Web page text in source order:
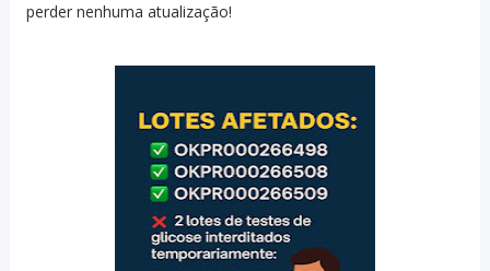
perder nenhuma atualização!